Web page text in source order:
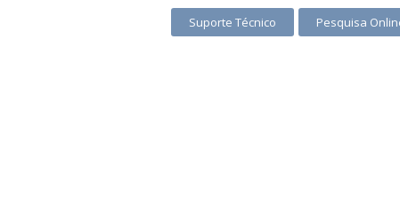
Suporte Técnico Pesquisa